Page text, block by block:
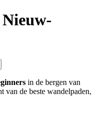
in de bergen van
van de beste wandelpaden,